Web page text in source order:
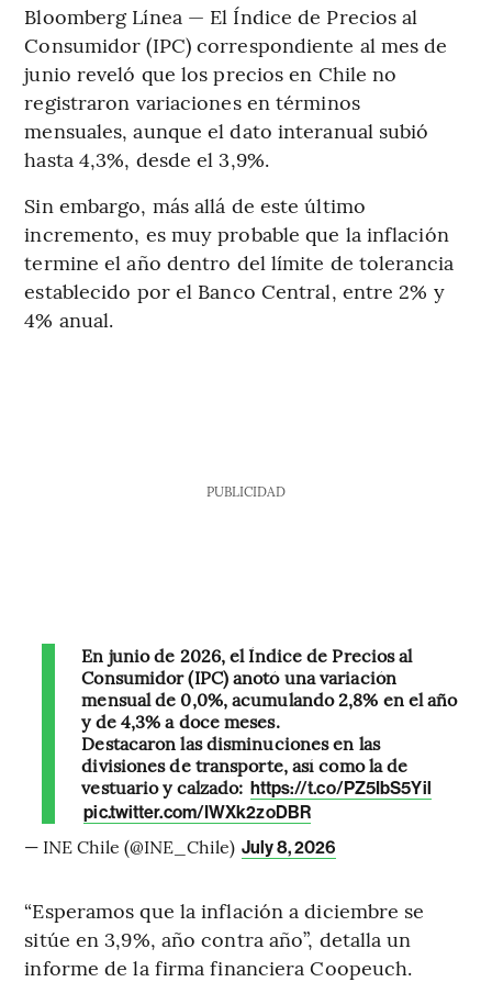
Bloomberg Línea — El Índice de Precios al
Consumidor (IPC) correspondiente al mes de
junio reveló que los precios en Chile no
registraron variaciones en términos
mensuales, aunque el dato interanual subió
hasta 4,3%, desde el 3,9%.
Sin embargo, más allá de este último
incremento, es muy probable que la inflación
termine el año dentro del límite de tolerancia
establecido por el Banco Central, entre 2% y
4% anual.
PUBLICIDAD
En junio de 2026, el Índice de Precios al
Consumidor (IPC) anotó una variación
mensual de 0,0%, acumulando 2,8% en el año
y de 4,3% a doce meses.
Destacaron las disminuciones en las
divisiones de transporte, así como la de
vestuario y calzado: https://t.co/PZ5IbS5Yil
pic.twitter.com/IWXk2zoDBR
— INE Chile (@INE_Chile) July 8, 2026
“Esperamos que la inflación a diciembre se
sitúe en 3,9%, año contra año”, detalla un
informe de la firma financiera Coopeuch.